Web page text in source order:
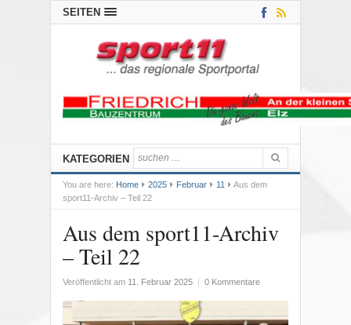
SEITEN
KATEGORIEN
You are here: Home 2025 Februar 11
Aus dem
sport11-Archiv – Teil 22
Aus dem sport11-Archiv
– Teil 22
Veröffentlicht am 11. Februar 2025 0 Kommentare